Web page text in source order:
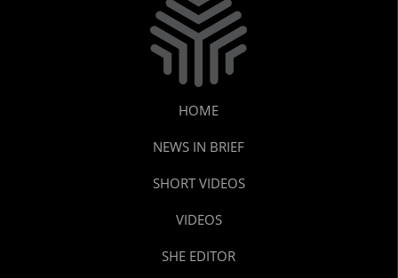
HOME
NEWS IN BRIEF
SHORT VIDEOS
VIDEOS
SHE EDITOR